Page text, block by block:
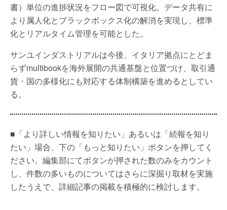
書）単位の進捗状況をフロー図で可視化。データ共有に
より属人化とブラックボックス化の解消を実現し、標準
化とリアルタイム管理を可能とした。
サンユインダストリアルは今後、イタリア拠点にとどま
らずmultibookを海外展開の共通基盤と位置づけ、取引通
貨・国の多様化にも対応する体制構築を進めるとしてい
る。
■「より詳しい情報を知りたい」あるいは「続報を知り
たい」場合、下の「もっと知りたい」ボタンを押してく
ださい。編集部にてボタンが押された数のみをカウント
し、件数の多いものについてはさらに深掘り取材を実施
したうえで、詳細記事の掲載を積極的に検討します。